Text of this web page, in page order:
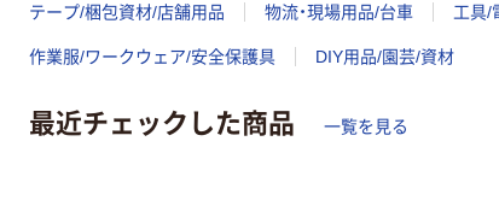
テープ/梱包資材/店舗用品 物流・現場用品/台車 工具/
作業服/ワークウェア/安全保護具 DIY用品/園芸/資材
最近チェックした商品 一覧を見る